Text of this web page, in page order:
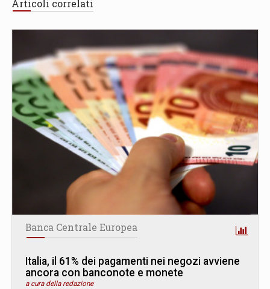
Articoli correlati
Banca Centrale Europea
Italia, il 61% dei pagamenti nei negozi avviene
ancora con banconote e monete
a cura della redazione